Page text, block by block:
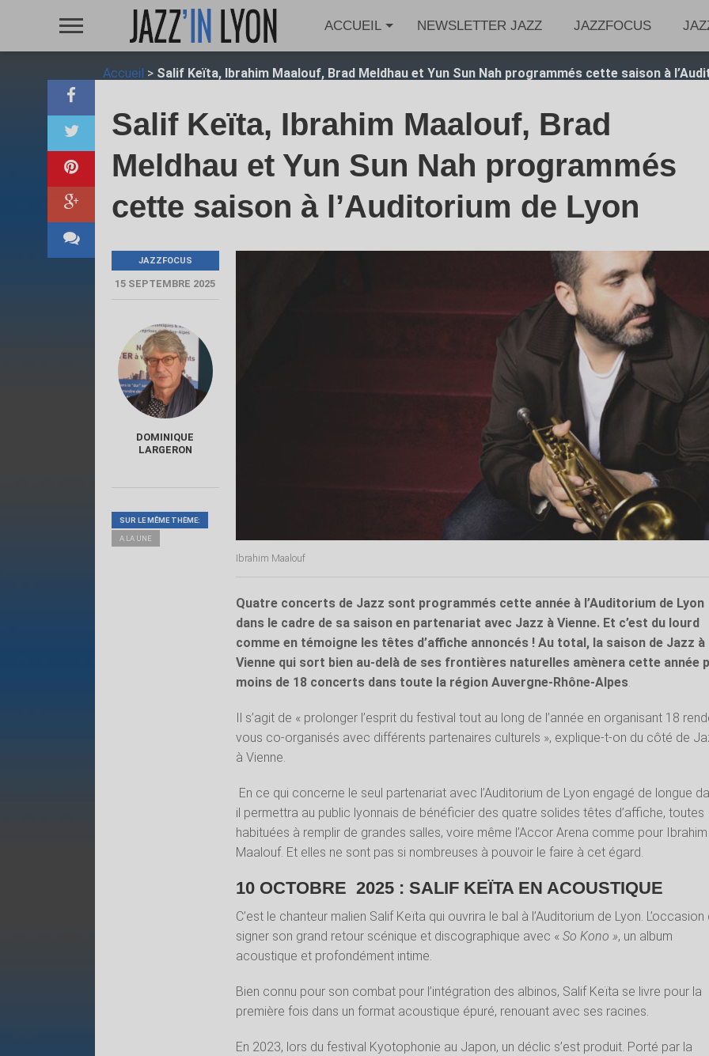
ACCUEIL NEWSLETTER JAZZ JAZZFOCUS
Accueil > Salif Keïta, Ibrahim Maalouf, Brad Meldhau et Yun Sun Nah programmés cette saison à
Salif Keïta, Ibrahim Maalouf, Brad
Meldhau et Yun Sun Nah programmés
cette saison à l’Auditorium de Lyon
Ibrahim Maalouf
Quatre concerts de Jazz sont programmés cette année à l’Auditorium de Lyon
dans le cadre de sa saison en partenariat avec Jazz à Vienne. Et c’est du lourd
comme en témoigne les têtes d’affiche annoncés ! Au total, la saison de Jazz à
Vienne qui sort bien au-delà de ses frontières naturelles amènera cette année
moins de 18 concerts dans toute la région Auvergne-Rhône-Alpes
Il s’agit de « prolonger l’esprit du festival tout au long de l’année en organisant 18
vous co-organisés avec différents partenaires culturels », explique-t-on du côté de
à Vienne.
En ce qui concerne le seul partenariat avec l’Auditorium de Lyon engagé de longue
il permettra au public lyonnais de bénéficier des quatre solides têtes d’affiche, toutes
habituées à remplir de grandes salles, voire même l’Accor Arena comme pour Ibrahim
Maalouf. Et elles ne sont pas si nombreuses à pouvoir le faire à cet égard.
10 OCTOBRE 2025 : SALIF KEÏTA EN ACOUSTIQUE
C’est le chanteur malien Salif Keïta qui ouvrira le bal à l’Auditorium de Lyon. L’occasion
signer son grand retour scénique et discographique avec «So Kono », un album
acoustique et profondément intime.
Bien connu pour son combat pour l’intégration des albinos, Salif Keïta se livre pour la
première fois dans un format acoustique épuré, renouant avec ses racines.
En 2023, lors du festival Kyotophonie au Japon, un déclic s’est produit. Porté par la
JAZZFOCUS
15 SEPTEMBRE 2025
DOMINIQUE
LARGERON
SUR LE MÊME THÈME:
A LA UNE